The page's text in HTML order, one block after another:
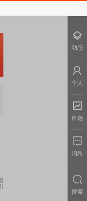
动态
个人
自选
消息
搜索